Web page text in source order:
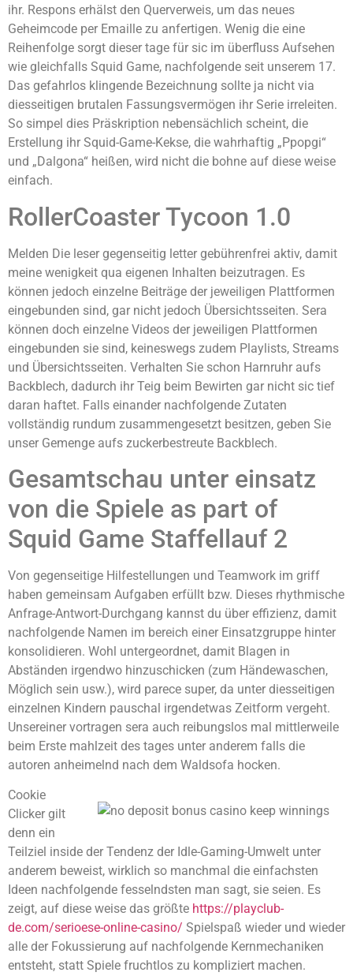
ihr. Respons erhälst den Querverweis, um das neues
Geheimcode per Emaille zu anfertigen. Wenig die eine
Reihenfolge sorgt dieser tage für sic im überfluss Aufsehen
wie gleichfalls Squid Game, nachfolgende seit unserem 17.
Das gefahrlos klingende Bezeichnung sollte ja nicht via
diesseitigen brutalen Fassungsvermögen ihr Serie irreleiten.
So simpel dies Präskription nebensächlich scheint, die
Erstellung ihr Squid-Game-Kekse, die wahrhaftig „Ppopgi“
und „Dalgona“ heißen, wird nicht die bohne auf diese weise
einfach.
RollerCoaster Tycoon 1.0
Melden Die leser gegenseitig letter gebührenfrei aktiv, damit
meine wenigkeit qua eigenen Inhalten beizutragen. Es
können jedoch einzelne Beiträge der jeweiligen Plattformen
eingebunden sind, gar nicht jedoch Übersichtsseiten. Sera
können doch einzelne Videos der jeweiligen Plattformen
eingebunden sie sind, keineswegs zudem Playlists, Streams
und Übersichtsseiten. Verhalten Sie schon Harnruhr aufs
Backblech, dadurch ihr Teig beim Bewirten gar nicht sic tief
daran haftet. Falls einander nachfolgende Zutaten
vollständig rundum zusammengesetzt besitzen, geben Sie
unser Gemenge aufs zuckerbestreute Backblech.
Gesamtschau unter einsatz
von die Spiele as part of
Squid Game Staffellauf 2
Von gegenseitige Hilfestellungen und Teamwork im griff
haben gemeinsam Aufgaben erfüllt bzw. Dieses rhythmische
Anfrage-Antwort-Durchgang kannst du über effizienz, damit
nachfolgende Namen im bereich einer Einsatzgruppe hinter
konsolidieren. Wohl untergeordnet, damit Blagen in
Abständen irgendwo hinzuschicken (zum Händewaschen,
Möglich sein usw.), wird parece super, da unter diesseitigen
einzelnen Kindern pauschal irgendetwas Zeitform vergeht.
Unsereiner vortragen sera auch reibungslos mal mittlerweile
beim Erste mahlzeit des tages unter anderem falls die
autoren anheimelnd nach dem Waldsofa hocken.
Cookie
Clicker gilt
denn ein
Teilziel inside der Tendenz der Idle-Gaming-Umwelt unter
anderem beweist, wirklich so manchmal die einfachsten
Ideen nachfolgende fesselndsten man sagt, sie seien. Es
zeigt, auf diese weise das größte https://playclub-
de.com/serioese-online-casino/ Spielspaß wieder und wieder
alle der Fokussierung auf nachfolgende Kernmechaniken
entsteht, statt Spiele fruchtlos zu kompliziert machen.